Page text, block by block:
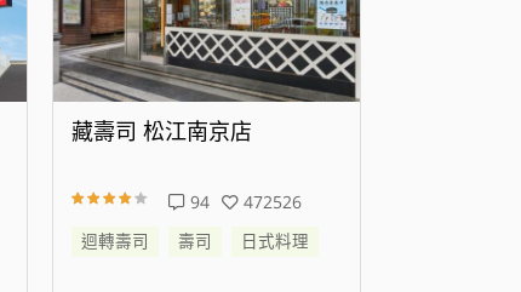
藏壽司 高雄時代大道店
138
344572
迴轉壽司
壽司 日式料理